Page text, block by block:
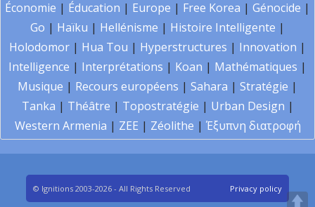
Économie | Éducation | Europe | Free Korea | Génocide |
Go | Haïku | Hellénisme | Histoire Intelligente |
Holodomor | Hua Tou | Hyperstructures | Innovation |
Intelligence | Interprétations | Koan | Mathématiques |
Musique | Recours européens | Sahara | Stratégie |
Tanka | Théâtre | Topostratégie | Urban Design |
Western Armenia | ZEE | Zéolithe | Έξυπνη διατροφή
© Ignitions 2003-2026 - All Rights Reserved Privacy policy